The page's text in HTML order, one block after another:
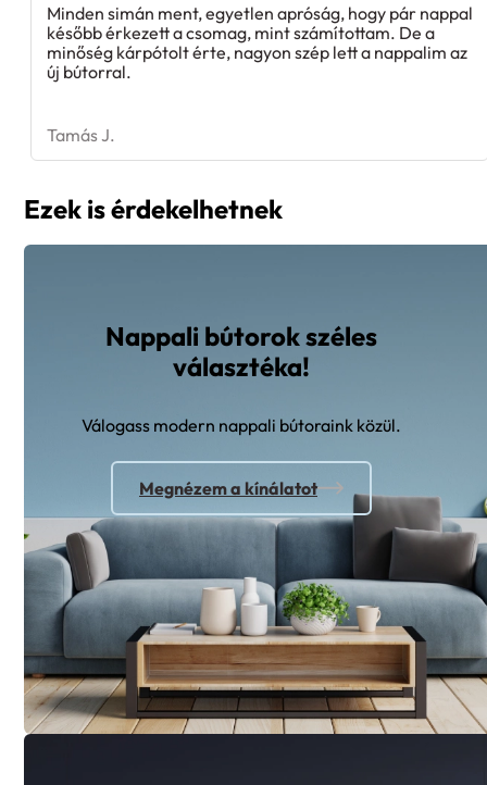
Minden simán ment, egyetlen apróság, hogy pár nappal
később érkezett a csomag, mint számítottam. De a
minőség kárpótolt érte, nagyon szép lett a nappalim az
új bútorral.
Tamás J.
Ezek is érdekelhetnek
Nappali bútorok széles
választéka!
Válogass modern nappali bútoraink közül.
Megnézem a kínálatot